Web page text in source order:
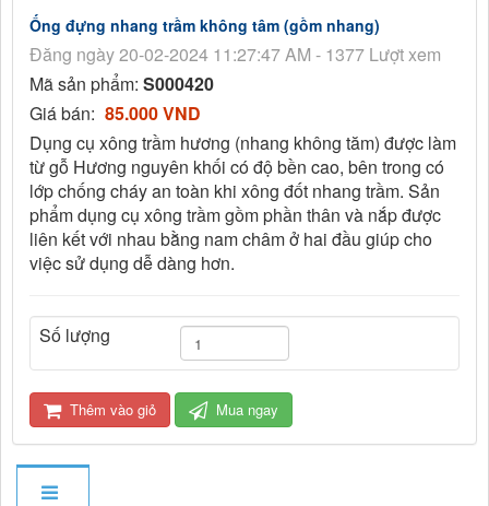
Ống đựng nhang trầm không tâm (gồm nhang)
Đăng ngày 20-02-2024 11:27:47 AM - 1377 Lượt xem
Mã sản phẩm: S000420
Giá bán: 85.000 VND
Dụng cụ xông trầm hương (nhang không tăm) được làm
từ gỗ Hương nguyên khối có độ bền cao, bên trong có
lớp chống cháy an toàn khi xông đốt nhang trầm. Sản
phẩm dụng cụ xông trầm gồm phần thân và nắp được
liên kết với nhau bằng nam châm ở hai đầu giúp cho
việc sử dụng dễ dàng hơn.
Số lượng
Thêm vào giỏ Mua ngay